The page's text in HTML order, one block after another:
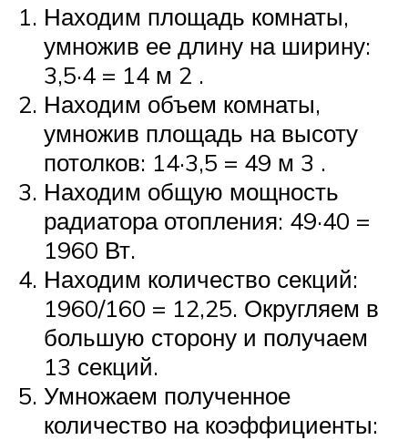
Находим площадь комнаты,
умножив ее длину на ширину:
3,5·4 = 14 м 2 .
Находим объем комнаты,
умножив площадь на высоту
потолков: 14·3,5 = 49 м 3 .
Находим общую мощность
радиатора отопления: 49·40 =
1960 Вт.
Находим количество секций:
1960/160 = 12,25. Округляем в
большую сторону и получаем
13 секций.
Умножаем полученное
количество на коэффициенты: